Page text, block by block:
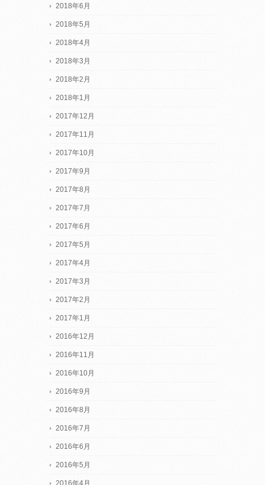
2018年6月
2018年5月
2018年4月
2018年3月
2018年2月
2018年1月
2017年12月
2017年11月
2017年10月
2017年9月
2017年8月
2017年7月
2017年6月
2017年5月
2017年4月
2017年3月
2017年2月
2017年1月
2016年12月
2016年11月
2016年10月
2016年9月
2016年8月
2016年7月
2016年6月
2016年5月
2016年4月